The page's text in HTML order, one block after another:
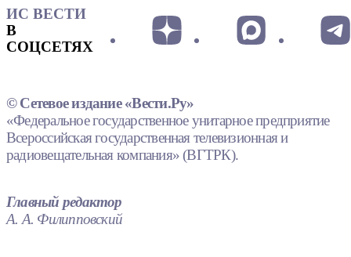
ИС ВЕСТИ
В
СОЦСЕТЯХ
© Сетевое издание «Вести.Ру»
«Федеральное государственное унитарное предприятие
Всероссийская государственная телевизионная и
радиовещательная компания» (ВГТРК).
Главный редактор
А. А. Филипповский